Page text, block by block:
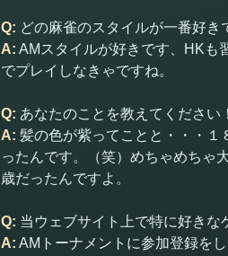
Q: どの麻雀のスタイルが一番好き
A: AMスタイルが好きです、HKも
でプレイしなきゃですね。
Q: あなたのことを教えてください
A: 髪の色が紫ってことと・・・１
ったんです。（笑）めちゃめちゃ
歳だったんですよ。
Q: 当ウェブサイト上で特に好きな
A: AMトーナメントに参加登録を